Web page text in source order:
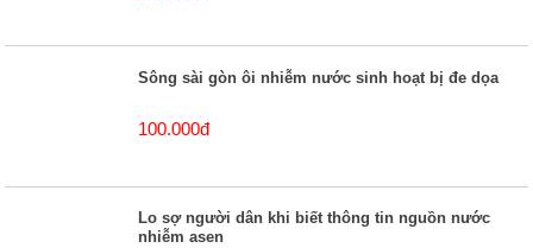
Sông sài gòn ôi nhiễm nước sinh hoạt bị đe dọa
100.000đ
Lo sợ người dân khi biết thông tin nguồn nước
nhiễm asen